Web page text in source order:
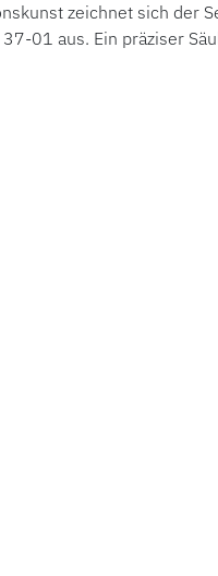
zeichnet sich der
01 aus. Ein präziser